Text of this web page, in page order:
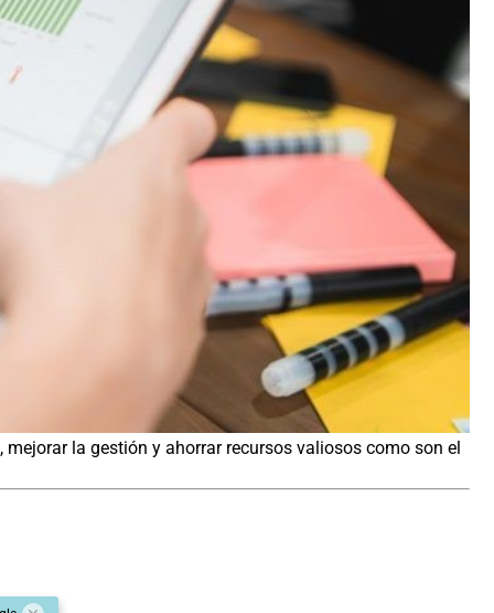
la gestión y ahorrar recursos valiosos como son el